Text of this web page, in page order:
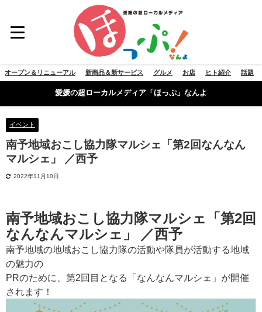
オープン＆リニューアル 新商品＆新サービス グルメ お店 ヒト紹介 話題
愛媛の超ローカルメディア「ほっぷ」なんよ
イベント
南予地域おこし協力隊マルシェ「第2回なんなん
マルシェ」 ／西予
2022年11月10日
南予地域おこし協力隊マルシェ「第2回
なんなんマルシェ」 ／西予
南予地域の地域おこし協力隊の活動や隊員が活動する地域
の魅力の
PRのために、第2回目となる「 なんなんマルシェ」が開催
されます！